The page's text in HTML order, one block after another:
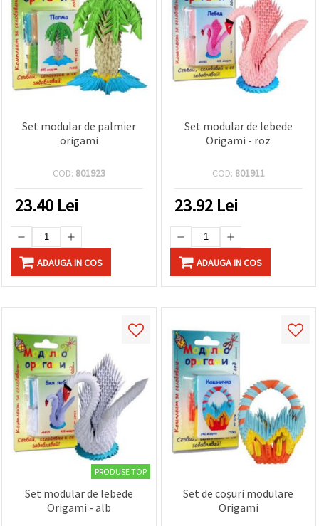
Set modular de palmier
origami
COD: 801923
23.40 Lei
ADAUGA IN COS
Set modular de lebede
Origami - roz
COD: 801911
23.92 Lei
ADAUGA IN COS
PRODUSE TOP
Set modular de lebede
Origami - alb
Set de coșuri modulare
Origami